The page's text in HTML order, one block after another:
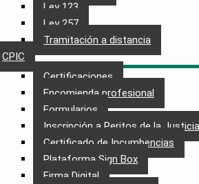
Ley 123
Ley 257
Tramitación a distancia
CPIC
Certificaciones
Encomienda profesional
Formularios
Inscripción a Peritos de la Justicia
Certificado de Incumbencias
Plataforma Sign Box
Firma Digital